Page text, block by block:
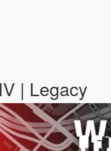
| Legacy